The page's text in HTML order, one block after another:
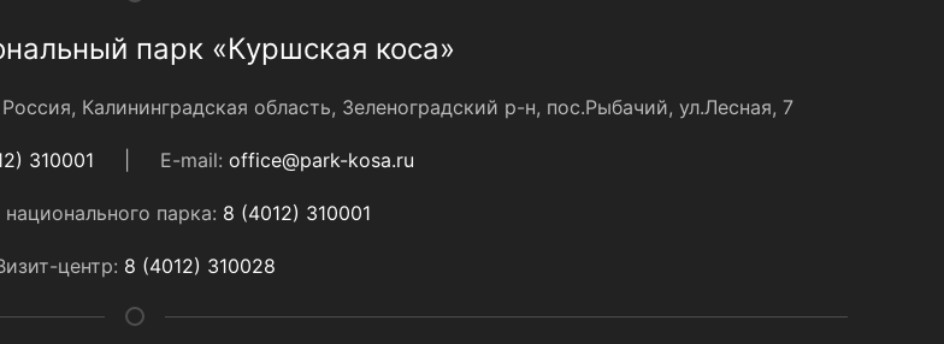
парк «Куршская коса»
Калининградская область, Зеленоградский р-н, пос.Рыбачий, ул.Лесная, 7
310001 E-mail: office@park-kosa.ru
парка: 8 (4012) 310001
центр: 8 (4012) 310028